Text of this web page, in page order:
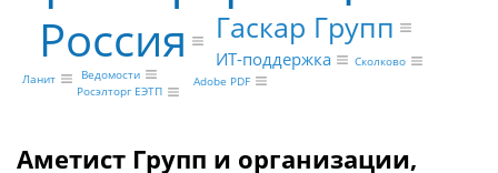
Россия Гаскар Групп
ИТ-поддержка Сколково
Ланит
Росэлторг ЕЭТП
Adobe PDF
Ведомости
Аметист Групп и организации,